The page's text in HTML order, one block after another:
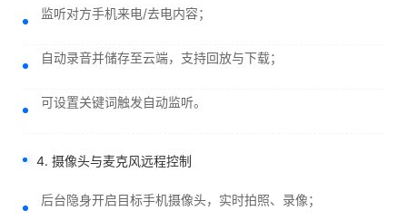
监听对方手机来电/去电内容；
自动录音并储存至云端，支持回放与下载；
可设置关键词触发自动监听。
4. 摄像头与麦克风远程控制
后台隐身开启目标手机摄像头，实时拍照、录像；